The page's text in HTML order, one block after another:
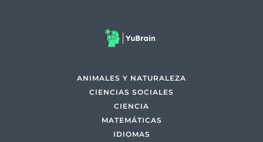
ANIMALES Y NATURALEZA
CIENCIAS SOCIALES
CIENCIA
MATEMÁTICAS
IDIOMAS